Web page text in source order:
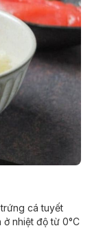
cá tuyết
nhiệt độ từ 0°C